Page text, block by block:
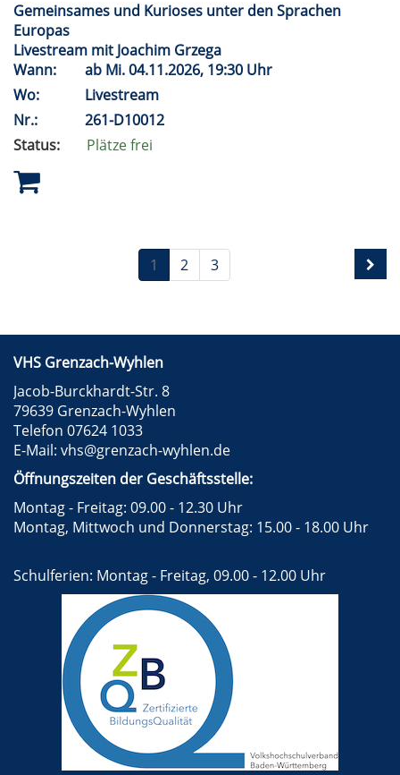
Gemeinsames und Kurioses unter den Sprachen
Europas
Livestream mit Joachim Grzega
Wann:
ab Mi.04.11.2026, 19:30 Uhr
Wo:
Livestream
Nr.:
261-D10012
Status:
Plätze frei
1 2 3
VHS Grenzach-Wyhlen
Jacob-Burckhardt-Str. 8
79639 Grenzach-Wyhlen
Telefon 07624 1033
E-Mail: vhs@grenzach-wyhlen.de
Öffnungszeiten der Geschäftsstelle:
Montag - Freitag: 09.00 - 12.30 Uhr
Montag, Mittwoch und Donnerstag: 15.00 - 18.00 Uhr
Schulferien: Montag - Freitag, 09.00 - 12.00 Uhr